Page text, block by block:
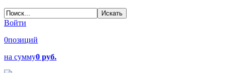
Войти
0позиций
на сумму0 руб.